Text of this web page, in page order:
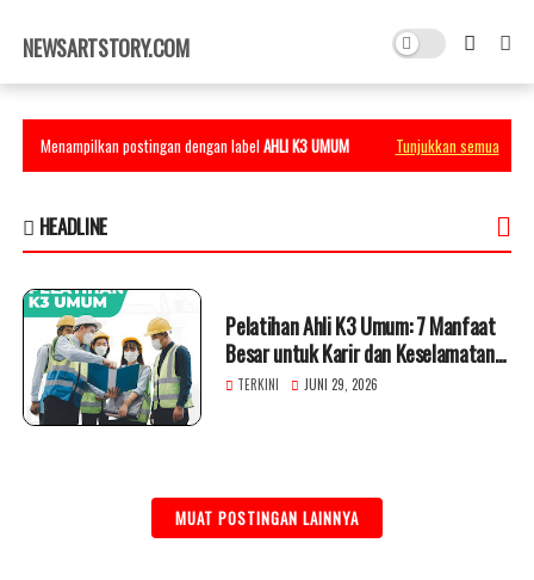
×
NEWSARTSTORY.COM
Menampilkan postingan dengan labelAHLI K3 UMUM Tunjukkan semua
HEADLINE
Pelatihan Ahli K3 Umum: 7 Manfaat
Besar untuk Karir dan Keselamatan
Kerja
TERKINI JUNI 29, 2026
MUAT POSTINGAN LAINNYA